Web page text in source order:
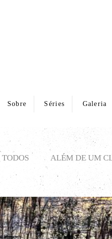
Sobre Séries Galeria
TODOS ALÉM DE UM